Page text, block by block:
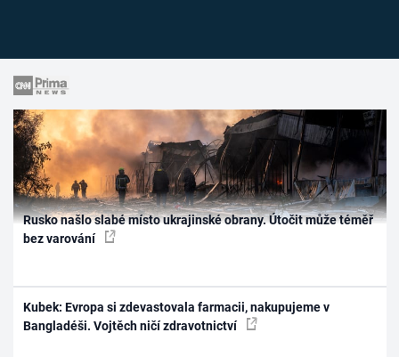
Rusko našlo slabé místo ukrajinské obrany. Útočit může téměř
bez varování
Kubek: Evropa si zdevastovala farmacii, nakupujeme v
Bangladéši. Vojtěch ničí zdravotnictví